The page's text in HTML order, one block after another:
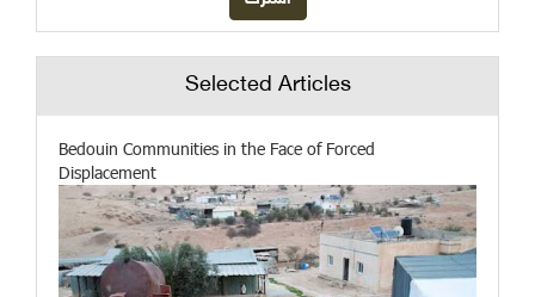
Selected Articles
Bedouin Communities in the Face of Forced
Displacement